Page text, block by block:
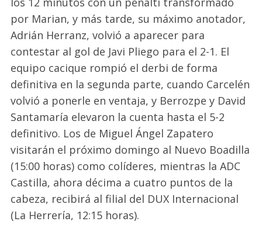
por Marian, y más tarde, su máximo anotador,
Adrián Herranz, volvió a aparecer para
contestar al gol de Javi Pliego para el 2-1. El
equipo cacique rompió el derbi de forma
definitiva en la segunda parte, cuando Carcelén
volvió a ponerle en ventaja, y Berrozpe y David
Santamaría elevaron la cuenta hasta el 5-2
definitivo. Los de Miguel Ángel Zapatero
visitarán el próximo domingo al Nuevo Boadilla
(15:00 horas) como colíderes, mientras la ADC
Castilla, ahora décima a cuatro puntos de la
cabeza, recibirá al filial del DUX Internacional
(La Herrería, 12:15 horas).